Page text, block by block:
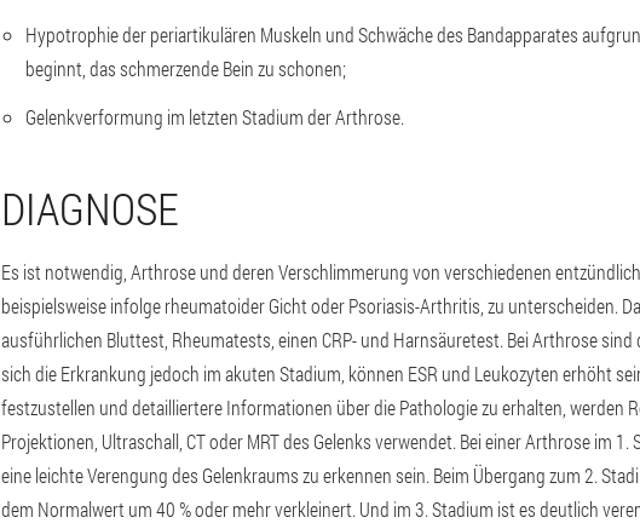
Hypotrophie der periartikulären Muskeln und Schwäche des Bandapparates
beginnt, das schmerzende Bein zu schonen;
Gelenkverformung im letzten Stadium der Arthrose.
DIAGNOSE
Es ist notwendig, Arthrose und deren Verschlimmerung von verschiedenen
beispielsweise infolge rheumatoider Gicht oder Psoriasis-Arthritis, zu unterscheiden.
ausführlichen Bluttest, Rheumatests, einen CRP- und Harnsäuretest. Bei Arthrose
sich die Erkrankung jedoch im akuten Stadium, können ESR und Leukozyten erhöht
festzustellen und detailliertere Informationen über die Pathologie zu erhalten, werden
Projektionen, Ultraschall, CT oder MRT des Gelenks verwendet. Bei einer Arthrose im
eine leichte Verengung des Gelenkraums zu erkennen sein. Beim Übergang zum 2.
dem Normalwert um 40 % oder mehr verkleinert. Und im 3. Stadium ist es deutlich